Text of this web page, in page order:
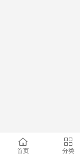

首页

分类